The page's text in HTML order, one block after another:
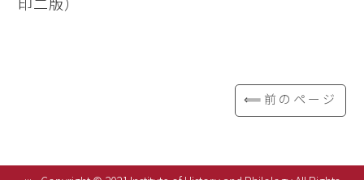
⟸前のページ